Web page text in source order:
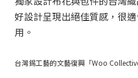
好設計呈現出絕佳質感，很
用。
台灣錫工藝的文藝復興「Woo